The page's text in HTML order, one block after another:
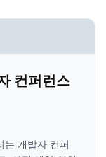
컨퍼런스
는 개발자 컨퍼